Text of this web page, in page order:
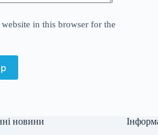
in this browser for the
новини